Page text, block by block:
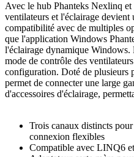
Avec le hub Phanteks Nexlinq
ventilateurs et l'éclairage
compatibilité avec de multiples
que l'application Windows
l'éclairage dynamique
mode de contrôle des
configuration. Doté de plusieurs
permet de connecter une large
d'accessoires d'éclairage,
Trois canaux distincts
connexion flexibles
Compatible avec LINQ6